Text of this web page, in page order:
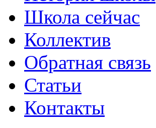
Школа сейчас
Коллектив
Обратная связь
Статьи
Контакты